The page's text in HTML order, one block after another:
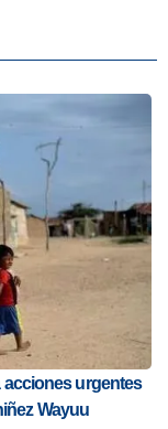
acciones urgentes
Wayuu